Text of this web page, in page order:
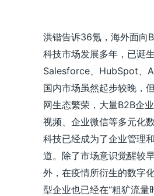
洪锴告诉36氪，海外面向
科技市场发展多年，已诞
Salesforce、HubSpot、
国内市场虽然起步较晚，
网生态繁荣，大量B2B企
视频、企业微信等多元化
科技已经成为了企业管理
道。除了市场意识觉醒较
外，在疫情所衍生的数字
型企业也已经在“粗犷流量